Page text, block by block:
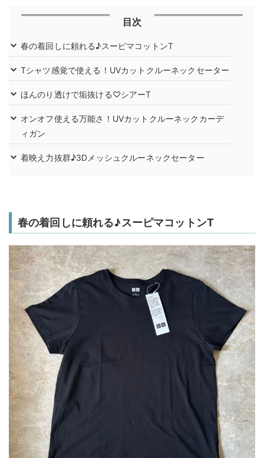
目次
春の着回しに頼れる♪スーピマコットンT
Tシャツ感覚で使える！UVカットクルーネックセーター
ほんのり透けで垢抜ける♡シアーT
オンオフ使える万能さ！UVカットクルーネックカーデ
ィガン
着映え力抜群♪3Dメッシュクルーネックセーター
春の着回しに頼れる♪スーピマコットンT